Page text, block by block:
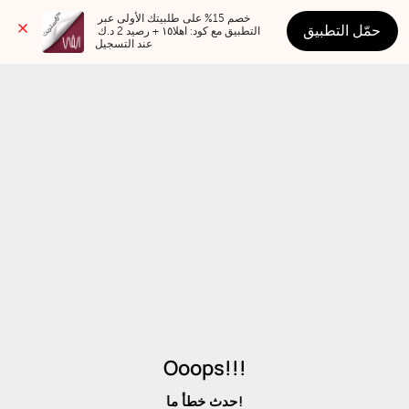
عند التسجيل
حمّل التطبيق
Ooops!!!
حدث خطأ ما!